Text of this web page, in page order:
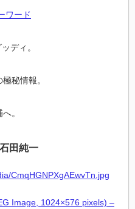
ワード
ディ。
秘情報。
。
田純一
Image, 1024×576 pixels) –